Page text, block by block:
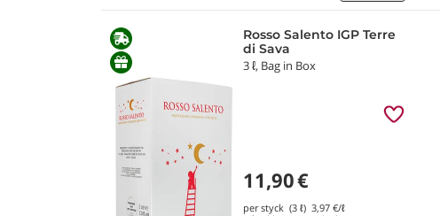
Rosso Salento IGP Terre
di Sava
3 ℓ, Bag in Box
11,90€
per styck (3 ℓ)3,97 €/ℓ